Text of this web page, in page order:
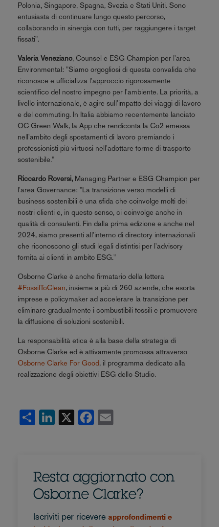
Polonia, Singapore, Spagna, Svezia e Stati Uniti. Sono
entusiasta di continuare lungo questo percorso,
collaborando in sinergia con tutti, per raggiungere i target
fissati".
Valeria Veneziano, Counsel e ESG Champion per l'area
Environmental: "Siamo orgogliosi di questa convalida che
riconosce e ufficializza l'approccio rigorosamente
scientifico del nostro impegno per l'ambiente. La priorità, a
livello internazionale, è agire sull'impatto dei viaggi di lavoro
e del commuting. In Italia abbiamo recentemente lanciato
OC Green Walk, la App che rendiconta la Co2 emessa
nell'ambito degli spostamenti di lavoro premiando i
professionisti più virtuosi nell'adottare forme di trasporto
sostenibile."
Riccardo Roversi,Managing Partner e ESG Champion per
l'area Governance: "La transizione verso modelli di
business sostenibili è una sfida che coinvolge molti dei
nostri clienti e, in questo senso, ci coinvolge anche in
qualità di consulenti. Fin dalla prima edizione e anche nel
2024, siamo presenti all'interno di directory internazionali
che riconoscono gli studi legali distintisi per l'advisory
fornita ai clienti in ambito ESG."
Osborne Clarke è anche firmatario della lettera
#FossilToClean, insieme a più di 260 aziende, che esorta
imprese e policymaker ad accelerare la transizione per
eliminare gradualmente i combustibili fossili e promuovere
la diffusione di soluzioni sostenibili.
La responsabilità etica è alla base della strategia di
Osborne Clarke ed è attivamente promossa attraverso
Osborne Clarke For Good, il programma dedicato alla
realizzazione degli obiettivi ESG dello Studio.
Share
LinkedIn
X Facebook
Resta aggiornato con
Osborne Clarke?
Iscriviti per ricevere approfondimenti e